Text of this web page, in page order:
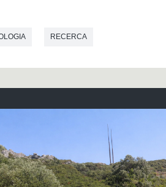
RECERCA